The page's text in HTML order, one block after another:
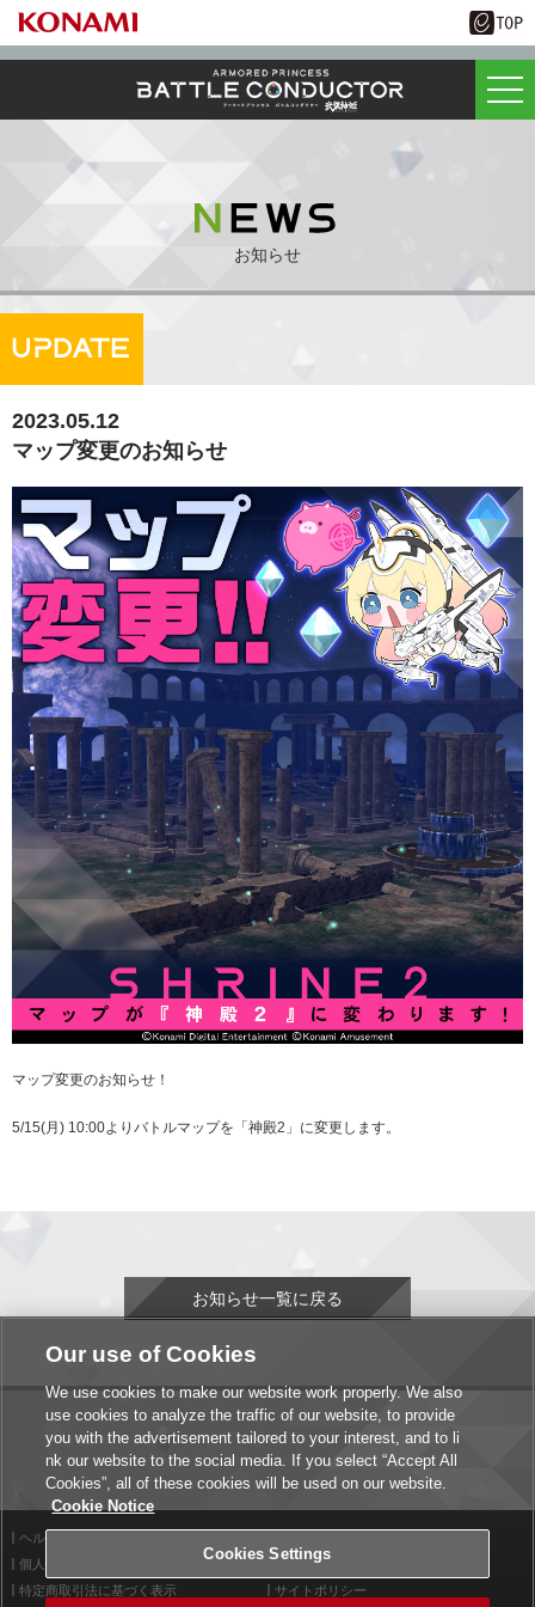
お知らせ
2023.05.12
マップ変更のお知らせ
マップ変更のお知らせ！
5/15(月) 10:00よりバトルマップを「神殿2」に変更します。
お知らせ一覧に戻る
ヘルプ
個人情報等保護方針
外部送信について
特定商取引法に基づく表示
サイトポリシー
Our use of Cookies
We use cookies to make our website work properly. We also
use cookies to analyze the traffic of our website, to provide
you with the advertisement tailored to your interest, and to li
nk our website to the social media. If you select “Accept All
Cookies”, all of these cookies will be used on our website.
Cookie Notice
Cookies Settings